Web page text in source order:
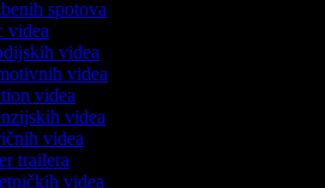
spotova
videa
videa
videa
videa
videa
videa
trailera
videa